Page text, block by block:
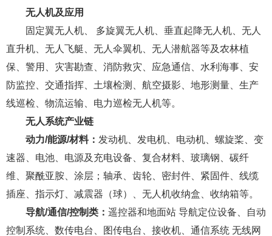
无人机及应用
固定翼无人机、 多旋翼无人机 、垂直起降无人机、无人
直升机、无人飞艇、无人伞翼机、无人潜航器等及农林植
保、警用、灾害勘查、消防救灾、应急通信、水利海事、安
防监控、交通指挥、土壤检测、航空摄影、地形测量、生产
线巡检、物流运输、电力巡检无人机等。
无人系统产业链
动力/能源/材料： 发动机、发电机、电动机、螺旋桨、变
速器、电池、电源及充电设备、复合材料、玻璃钢、碳纤
维、聚酰亚胺、涂层；轴承、齿轮、密封件、紧固件、线缆
插座、指示灯、减震器（球）、无人机收纳盒、收纳箱等。
导航/通信/控制类： 遥控器和地面站 导航定位设备、自动
控制系统、数传电台、图传电台、接收机、通信系统 无线网